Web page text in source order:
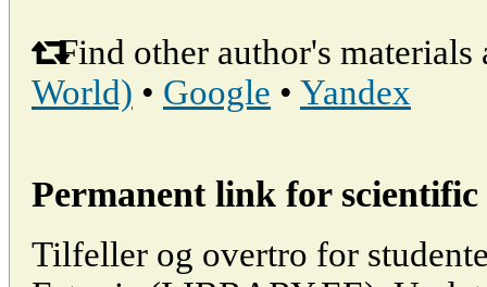
Find other author's materials
World) • Google • Yandex
Permanent link for
Tilfeller og overtro for